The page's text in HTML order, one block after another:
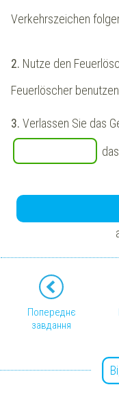
Verkehrszeichen
2. Nutze den
Feuerlöscher
3. Verlassen Sie das
Попереднє
завдання